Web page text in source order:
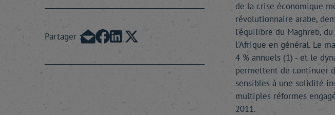
Partager :
de la crise économique
révolutionnaire arabe,
l'équilibre du Maghreb,
l'Afrique en général. Le
4 % annuels (1) - et le
permettent de continuer
sensibles à une solidité
multiples réformes
2011.